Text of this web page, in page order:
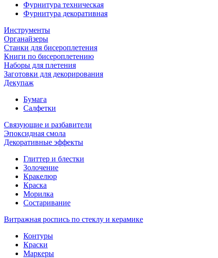
Фурнитура техническая
Фурнитура декоративная
Инструменты
Органайзеры
Станки для бисероплетения
Книги по бисероплетению
Наборы для плетения
Заготовки для декорирования
Декупаж
Бумага
Салфетки
Связующие и разбавители
Эпоксидная смола
Декоративные эффекты
Глиттер и блестки
Золочение
Кракелюр
Краска
Морилка
Состаривание
Витражная роспись по стеклу и керамике
Контуры
Краски
Маркеры